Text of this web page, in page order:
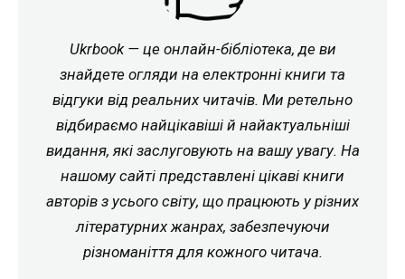
Ukrbook — це онлайн-бібліотека, де ви
знайдете огляди на електронні книги та
відгуки від реальних читачів. Ми ретельно
відбираємо найцікавіші й найактуальніші
видання, які заслуговують на вашу увагу. На
нашому сайті представлені цікаві книги
авторів з усього світу, що працюють у різних
літературних жанрах, забезпечуючи
різноманіття для кожного читача.